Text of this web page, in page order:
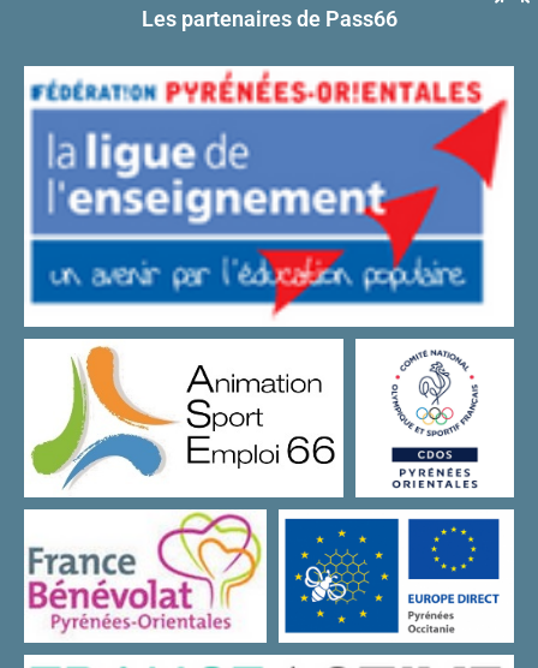
Les partenaires de Pass66